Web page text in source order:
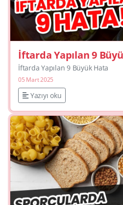
İftarda Yapılan 9
İftarda Yapılan 9 Büyük Hata
05 Mart 2025
Yazıyı oku